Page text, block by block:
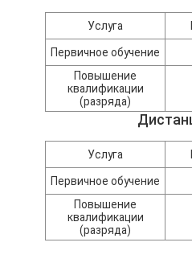
Услуга
Первичное обучение
Повышение
квалификации
(разряда)
Услуга
Первичное обучение
Повышение
квалификации
(разряда)